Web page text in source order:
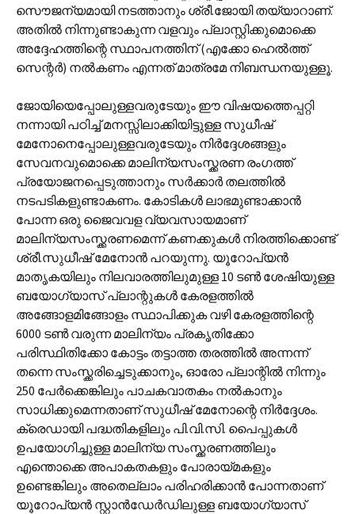
സൌജന്യമായി നടത്താനും ശ്രീ.ജോയി തയ്യാറാണ്.
അതില്‍ നിന്നുണ്ടാകുന്ന വളവും പ്ലാസ്റ്റിക്കുമൊക്കെ
അദ്ദേഹത്തിന്റെ സ്ഥാപനത്തിന് (എക്കോ ഹെല്‍ത്ത്
സെന്റര്‍) നല്‍കണം എന്നത് മാത്രമേ നിബന്ധനയുള്ളൂ.
ജോയിയെപ്പോലുള്ളവരുടേയും ഈ വിഷയത്തെപ്പറ്റി
നന്നായി പഠിച്ച് മനസ്സിലാക്കിയിട്ടുള്ള സുധീഷ്
മേനോനെപ്പോലുള്ളവരുടേയും നിര്‍ദ്ദേശങ്ങളും
സേവനവുമൊക്കെ മാലിന്യസംസ്ക്കരണ രംഗത്ത്
പ്രയോജനപ്പെടുത്താനും സര്‍ക്കാര്‍ തലത്തില്‍
നടപടികളുണ്ടാകണം. കോടികള്‍ ലാഭമുണ്ടാക്കാന്‍
പോന്ന ഒരു ജൈവവള വ്യവസായമാണ്
മാലിന്യസംസ്ക്കരണമെന്ന് കണക്കുകള്‍ നിരത്തിക്കൊണ്ട്
ശ്രീ.സുധീഷ് മേനോന്‍ പറയുന്നു. യൂറോപ്യന്‍
മാതൃകയിലും നിലവാരത്തിലുമുള്ള 10 ടണ്‍ ശേഷിയുള്ള
ബയോഗ്യാസ് പ്ലാന്റുകള്‍ കേരളത്തില്‍
അങ്ങോളമിങ്ങോളം സ്ഥാപിക്കുക വഴി കേരളത്തിന്റെ
6000 ടണ്‍ വരുന്ന മാലിന്യം പ്രകൃതിക്കോ
പരിസ്ഥിതിക്കോ കോട്ടം തട്ടാത്ത തരത്തില്‍ അന്നന്ന്
തന്നെ സംസ്ക്കരിച്ചെടുക്കാനും, ഓരോ പ്ലാന്റില്‍ നിന്നും
250 പേര്‍ക്കെങ്കിലും പാചകവാതകം നല്‍കാനും
സാധിക്കുമെന്നതാണ് സുധീഷ് മേനോന്റെ നിര്‍ദ്ദേശം.
ക്രെഡായി പദ്ധതികളിലും പി.വി.സി. പൈപ്പുകള്‍
ഉപയോഗിച്ചുള്ള മാലിന്യ സംസ്ക്കരണത്തിലും
എന്തൊക്കെ അപാകതകളും പോരായ്മകളും
ഉണ്ടെങ്കിലും അതെല്ലാം പരിഹരിക്കാന്‍ പോന്നതാണ്
യൂറോപ്യന്‍ സ്റ്റാന്‍ഡേര്‍ഡിലുള്ള ബയോഗ്യാസ്